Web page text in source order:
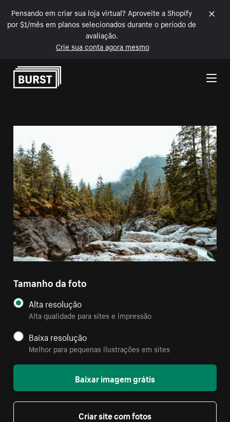
Pensando em criar sua loja virtual? Aproveite a Shopify
por $1/mês em planos selecionados durante o período de
avaliação.
Crie sua conta agora mesmo
Pular para o conteúdo
Tamanho da foto
Alta resolução
Alta qualidade para sites e impressão
Baixa resolução
Melhor para pequenas ilustrações em sites
Baixar imagem grátis
Criar site com fotos